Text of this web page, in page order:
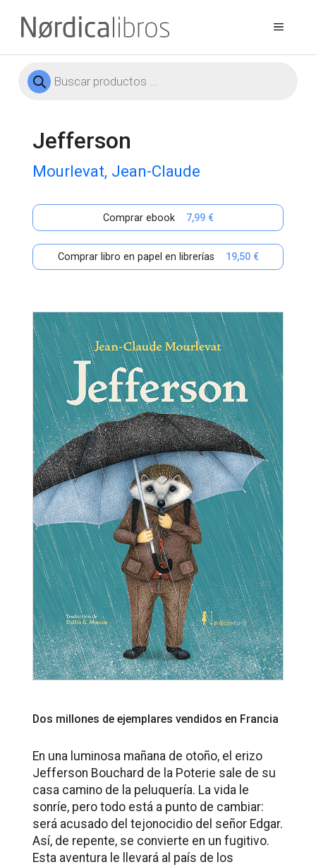
contenido
Menú
Búsqueda
de
Jefferson
Mourlevat, Jean-Claude
Comprar ebook 7,99 €
Comprar libro en papel en librerías 19,50 €
Dos millones de ejemplares vendidos en Francia
En una luminosa mañana de otoño, el erizo
Jefferson Bouchard de la Poterie sale de su
casa camino de la peluquería. La vida le
sonríe, pero todo está a punto de cambiar:
será acusado del tejonocidio del señor Edgar.
Así, de repente, se convierte en un fugitivo.
Esta aventura le llevará al país de los